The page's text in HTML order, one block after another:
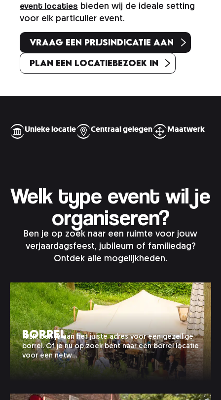
event locaties bieden wij de ideale setting
voor elk particulier event.
Vraag een prijsindicatie aan
Plan een locatiebezoek in
Unieke locatie Centraal gelegen Maatwerk
Welk type event wil je
organiseren?
Ben je op zoek naar een ruimte voor jouw
verjaardagsfeest, jubileum of familiedag?
Ontdek alle mogelijkheden.
Borrel
HIER. ben je aan het juiste adres voor een gezellige
borrel. Of je nu op zoek bent naar een borrel locatie
voor een netw…